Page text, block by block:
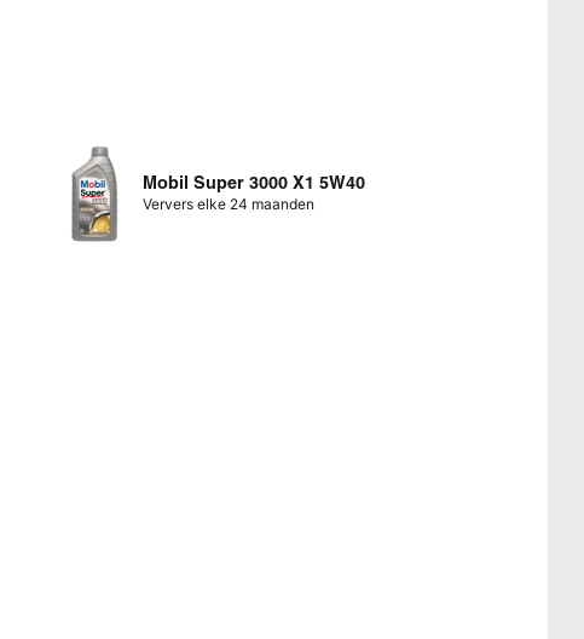
Mobil Super 3000 X1 5W40
Ververs elke 24 maanden